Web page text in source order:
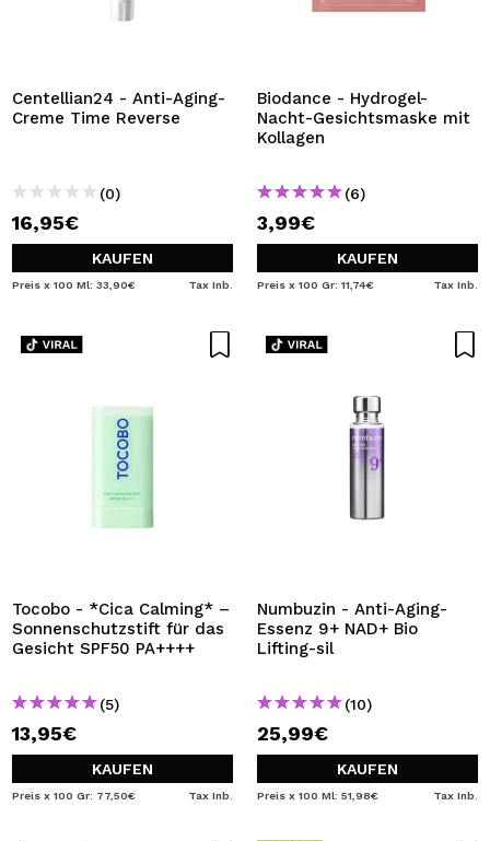
Centellian24 - Anti-Aging-
Creme Time Reverse
(0)
16,95€
KAUFEN
Preis x 100 Ml: 33,90€ Tax Inb.
Biodance - Hydrogel-
Nacht-Gesichtsmaske mit
Kollagen
(6)
3,99€
KAUFEN
Preis x 100 Gr: 11,74€ Tax Inb.
Tocobo - *Cica Calming* –
Sonnenschutzstift für das
Gesicht SPF50 PA++++
(5)
13,95€
KAUFEN
Preis x 100 Gr: 77,50€ Tax Inb.
Numbuzin - Anti-Aging-
Essenz 9+ NAD+ Bio
Lifting-sil
(10)
25,99€
KAUFEN
Preis x 100 Ml: 51,98€ Tax Inb.